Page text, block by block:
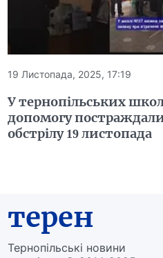
19 Листопада, 2025, 17:19
У тернопільських
допомогу
обстрілу 19 листопада
терен
Тернопільські новини